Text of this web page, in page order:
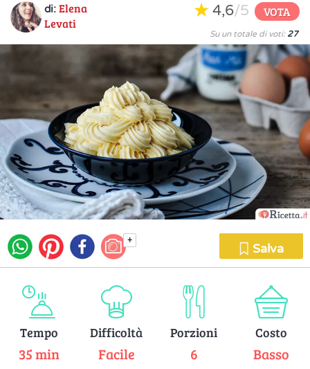
di: Elena
Levati
4,6/5 VOTA
Su un totale di voti: 27
+
Salva
Tempo
35 min
Difficoltà
Facile
Porzioni
6
Costo
Basso